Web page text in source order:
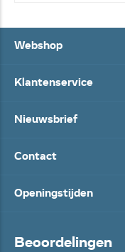
Webshop
Klantenservice
Nieuwsbrief
Contact
Openingstijden
Beoordelingen